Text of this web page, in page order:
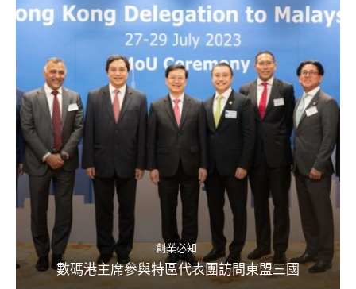
創業必知
數碼港主席參與特區代表團訪問東盟三國